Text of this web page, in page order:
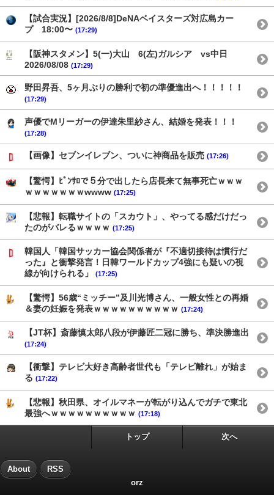
【試合実況】[2026/8/8]DeNAベイスターズ対広島カー
プ 18:00〜 (17:29)
【阪神スタメン】5(一)大山 6(左)ガルシア vs中日
2026/08/08 (17:29)
野田昇吾、5ヶ月ぶりの勝利で初の準優進出へ！！！！！
(17:29)
声優でMリーガーの伊達朱里紗さん、結婚を発表！！！
(17:28)
【画像】セブンイレブン、ついに神商品を販売 (17:26)
【驚愕】ﾋﾟﾝｻﾛで５分で出したら店長来て無事死亡ｗｗｗ
ｗｗｗｗｗｗｗwwww (17:25)
【悲報】転職サイトの「スカウト」、やってる感だけだっ
たのがバレるｗｗｗｗ (17:25)
韓国人「韓国サッカー協会関係者が『不適切接待は慣行だ
った』と衝撃発言！日韓ワールドカップ4強にも疑いの視
線が向けられる」
(17:25)
【驚愕】56歳“ミッチー”及川光博さん、一般女性との再婚
＆妻の妊娠を発表ｗｗｗｗｗｗｗｗｗｗ (17:24)
【JT杯】斎藤慎太郎八段が伊藤匠二冠に勝ち、準決勝進出
(17:24)
【衝撃】テレビ大好き高齢者世代も「テレビ離れ」が始ま
る (17:22)
【悲報】秋田県、オイルマネーが転がり込んでガチで東北
最強へｗｗｗｗｗｗｗｗｗｗ (17:18)
トップ 次へ
About RSS
orz